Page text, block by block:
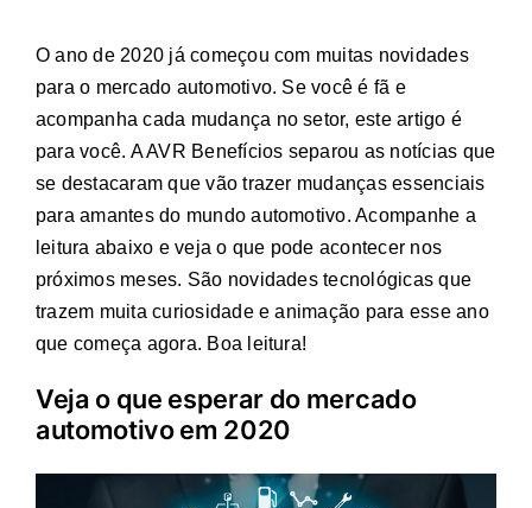
O ano de 2020 já começou com muitas novidades
para o mercado automotivo. Se você é fã e
acompanha cada mudança no setor, este artigo é
para você. A AVR Benefícios separou as notícias que
se destacaram que vão trazer mudanças essenciais
para amantes do mundo automotivo. Acompanhe a
leitura abaixo e veja o que pode acontecer nos
próximos meses. São novidades tecnológicas que
trazem muita curiosidade e animação para esse ano
que começa agora. Boa leitura!
Veja o que esperar do mercado
automotivo em 2020